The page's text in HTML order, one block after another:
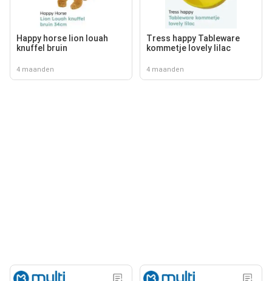
Happy horse lion louah
knuffel bruin
4 maanden
Tress happy Tableware
kommetje lovely lilac
4 maanden